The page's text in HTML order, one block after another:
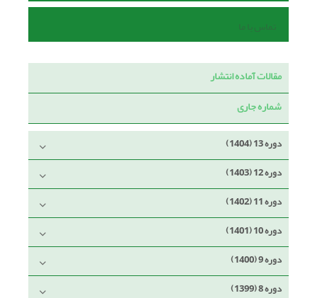
تماس با ما
مقالات آماده انتشار
شماره جاری
دوره 13 (1404)
دوره 12 (1403)
دوره 11 (1402)
دوره 10 (1401)
دوره 9 (1400)
دوره 8 (1399)